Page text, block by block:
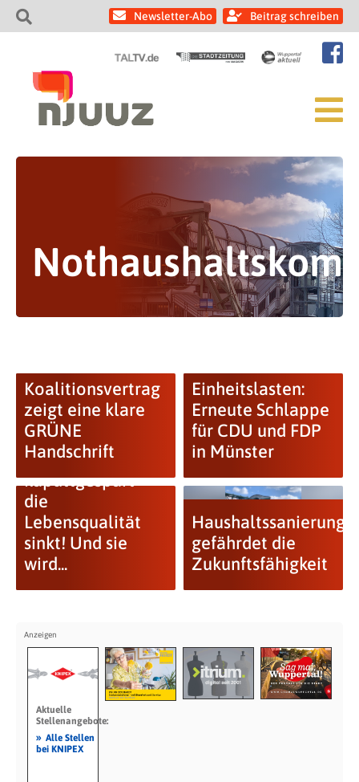
Newsletter-Abo Beitrag schreiben
Koalitionsvertrag
zeigt eine klare
GRÜNE
Handschrift
Einheitslasten:
Erneute Schlappe
für CDU und FDP
in Münster
Wuppertal wird
kaputtgespart –
die
Lebensqualität
sinkt! Und sie
wird...
gefährdet die
Zukunftsfähigkeit
Aktuelle
Stellenangebote:
» Alle Stellen
bei KNIPEX